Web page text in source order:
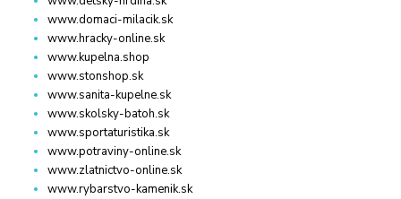
www.domaci-milacik.sk
www.hracky-online.sk
www.kupelna.shop
www.stonshop.sk
www.sanita-kupelne.sk
www.skolsky-batoh.sk
www.sportaturistika.sk
www.potraviny-online.sk
www.zlatnictvo-online.sk
www.rybarstvo-kamenik.sk